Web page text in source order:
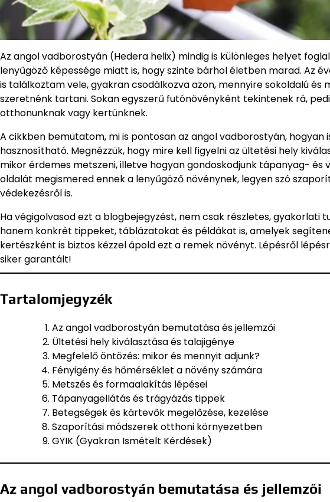
Az angol vadborostyán (Hedera helix) mindig is különleges helyet
lenyűgöző képessége miatt is, hogy szinte bárhol életben marad. Az
is találkoztam vele, gyakran csodálkozva azon, mennyire sokoldalú és
szeretnénk tartani. Sokan egyszerű futónövényként tekintenek rá,
otthonunknak vagy kertünknek.
A cikkben bemutatom, mi is pontosan az angol vadborostyán, hogyan
hasznosítható. Megnézzük, hogy mire kell figyelni az ültetési hely
mikor érdemes metszeni, illetve hogyan gondoskodjunk tápanyag- és
oldalát megismered ennek a lenyűgöző növénynek, legyen szó
védekezésről is.
Ha végigolvasod ezt a blogbejegyzést, nem csak részletes, gyakorlati
hanem konkrét tippeket, táblázatokat és példákat is, amelyek
kertészként is biztos kézzel ápold ezt a remek növényt. Lépésről
siker garantált!
Tartalomjegyzék
Az angol vadborostyán bemutatása és jellemzői
Ültetési hely kiválasztása és talajigénye
Megfelelő öntözés: mikor és mennyit adjunk?
Fényigény és hőmérséklet a növény számára
Metszés és formaalakítás lépései
Tápanyagellátás és trágyázás tippek
Betegségek és kártevők megelőzése, kezelése
Szaporítási módszerek otthoni környezetben
GYIK (Gyakran Ismételt Kérdések)
Az angol vadborostyán bemutatása és jellemzői